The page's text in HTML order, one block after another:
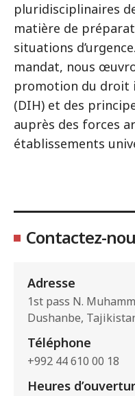
pluridisciplinaires
matière de
situations
mandat, nous
promotion du droit
(DIH) et des
auprès des forces
établissements
Contactez-
Adresse
1st pass N.
Dushanbe,
Téléphone
+992 44 610 00 18
Heures